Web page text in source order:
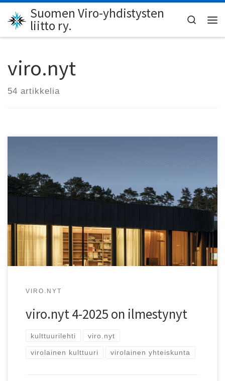
Skip to content
Suomen Viro-yhdistysten
liitto ry.
Search
viro.nyt
54 artikkelia
Käy lukemassa viro.nyt 4-2025 osoitteessa
VIRO.NYT
viro.nyt 4-2025 on ilmestynyt
kulttuurilehti viro.nyt
virolainen kulttuuri virolainen yhteiskunta